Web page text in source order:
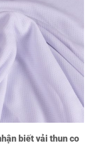
biết vải thun co